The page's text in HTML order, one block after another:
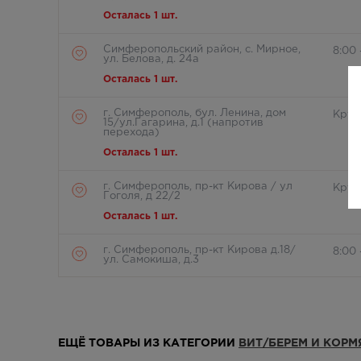
Осталась 1 шт.
Симферопольский район, с. Мирное,
ул. Белова, д. 24а
Осталась 1 шт.
8:00
г. Симферополь, бул. Ленина, дом
15/ул.Гагарина, д.1 (напротив
перехода)
Осталась 1 шт.
г. Симферополь, пр-кт Кирова / ул
Гоголя, д 22/2
Осталась 1 шт.
г. Симферополь, пр-кт Кирова д.18/
ул. Самокиша, д.3
8:00
ЕЩЁ ТОВАРЫ ИЗ КАТЕГОРИИ ВИТ/БЕРЕМ И